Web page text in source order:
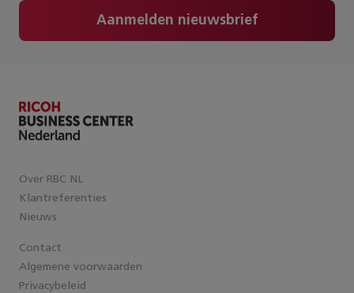
Aanmelden nieuwsbrief
Over RBC NL
Klantreferenties
Nieuws
Contact
Algemene voorwaarden
Privacybeleid